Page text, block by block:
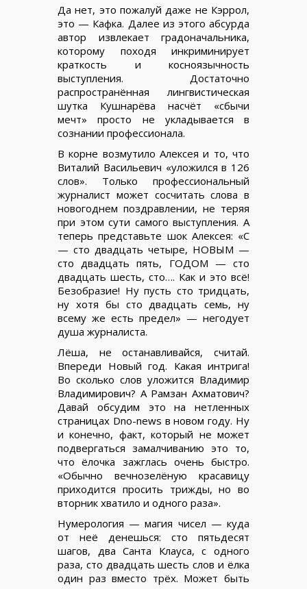
Да нет, это пожалуй даже не Кэррол,
это — Кафка. Далее из этого абсурда
автор извлекает градоначальника,
которому походя инкриминирует
краткость и косноязычность
выступления. Достаточно
распространённая лингвистическая
шутка Кушнарёва насчёт «сбычи
мечт» просто не укладывается в
сознании профессионала.
В корне возмутило Алексея и то, что
Виталий Васильевич «уложился в 126
слов». Только профессиональный
журналист может сосчитать слова в
новогоднем поздравлении, не теряя
при этом сути самого выступления. А
теперь представьте шок Алексея: «С
— cто двадцать четыре, НОВЫМ —
сто двадцать пять, ГОДОМ — сто
двадцать шесть, сто…. Как и это всё!
Безобразие! Ну пусть сто тридцать,
ну хотя бы сто двадцать семь, ну
всему же есть предел» — негодует
душа журналиста.
Лёша, не останавливайся, считай.
Впереди Новый год. Какая интрига!
Во сколько слов уложится Владимир
Владимирович? А Рамзан Ахматович?
Давай обсудим это на нетленных
страницах Dno-news в новом году. Ну
и конечно, факт, который не может
подвергаться замалчиванию это то,
что ёлочка зажглась очень быстро.
«Обычно вечнозелёную красавицу
приходится просить трижды, но во
вторник хватило и одного раза».
Нумерология — магия чисел — куда
от неё денешься: сто пятьдесят
шагов, два Санта Клауса, с одного
раза, сто двадцать шесть слов и ёлка
один раз вместо трёх. Может быть